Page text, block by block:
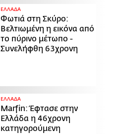
ΕΛΛΑΔΑ
Φωτιά στη Σκύρο:
Βελτιωμένη η εικόνα από
το πύρινο μέτωπο -
Συνελήφθη 63χρονη
ΕΛΛΑΔΑ
Marfin: Έφτασε στην
Ελλάδα η 46χρονη
κατηγορούμενη